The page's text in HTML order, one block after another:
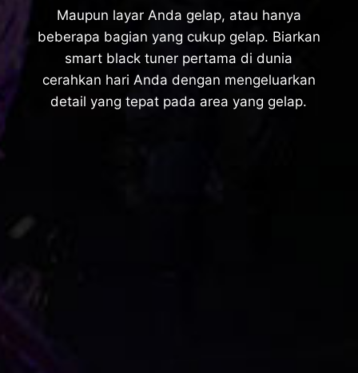
Maupun layar Anda gelap, atau hanya
beberapa bagian yang cukup gelap. Biarkan
smart black tuner pertama di dunia
cerahkan hari Anda dengan mengeluarkan
detail yang tepat pada area yang gelap.